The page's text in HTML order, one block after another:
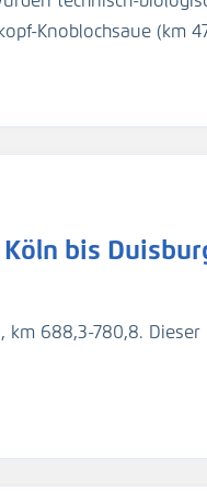
Knoblochsaue (km
hydraulische
durchzuführen. Je
entlang des
am
die 1.
mittleren
bis
688,3-780,8. Dieser